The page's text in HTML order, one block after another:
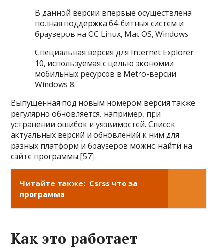
В данной версии впервые осуществлена
полная поддержка 64-битных систем и
браузеров на ОС Linux, Mac OS, Windows
Специальная версия для Internet Explorer
10, используемая с целью экономии
мобильных ресурсов в Metro-версии
Windows 8.
Выпущенная под новым номером версия также
регулярно обновляется, например, при
устранении ошибок и уязвимостей. Список
актуальных версий и обновлений к ним для
разных платформ и браузеров можно найти на
сайте программы.[57]
Читайте также: Csrss что за
программа
Как это работает